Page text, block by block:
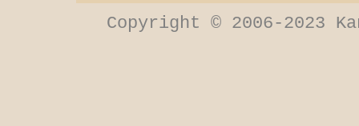
Copyright © 2006-2023